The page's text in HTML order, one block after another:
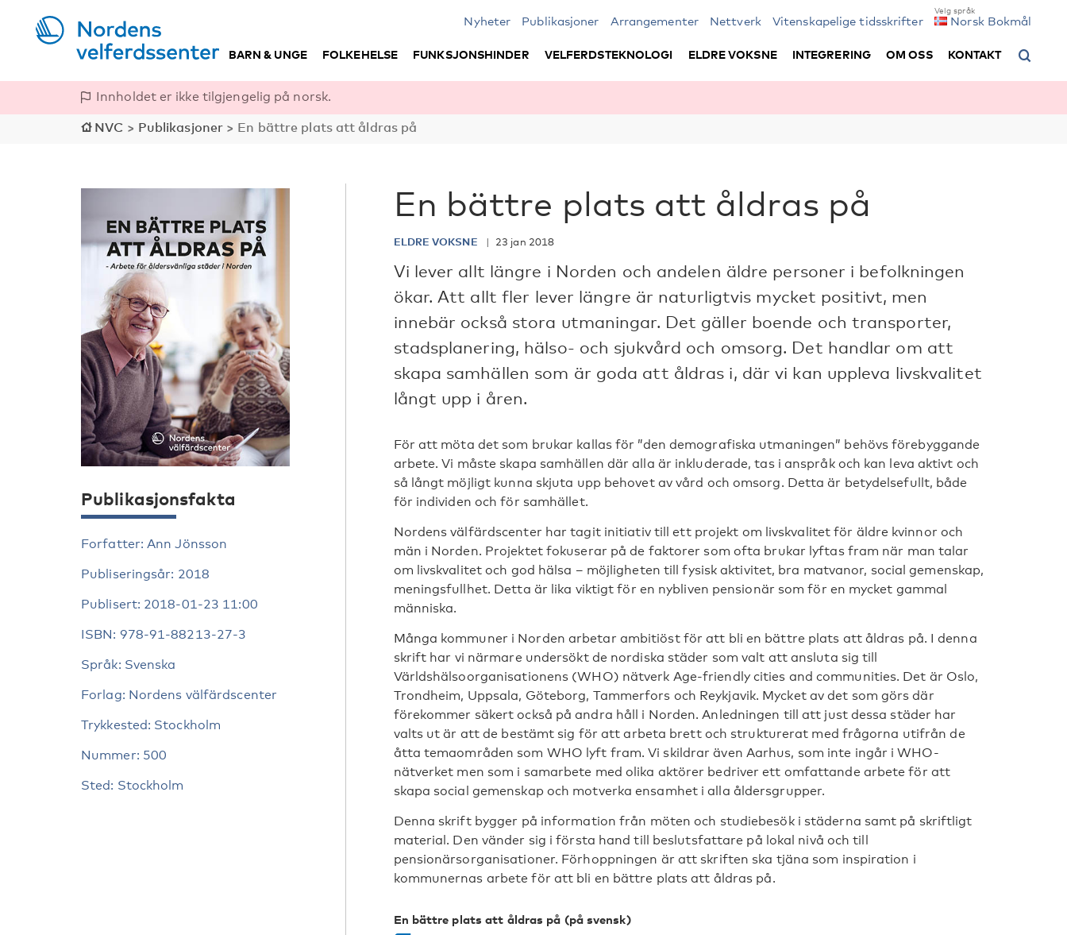
Nyheter Publikasjoner Arrangementer Nettverk Vitenskapelige tidsskrifter Norsk Bokmål
BARN & UNGE FOLKEHELSE FUNKSJONSHINDER VELFERDSTEKNOLOGI ELDRE VOKSNE INTEGRERING OM OSS KONTAKT
Innholdet er ikke tilgjengelig på norsk.
NVC > Publikasjoner > En bättre plats att åldras på
En bättre plats att åldras på
ELDRE VOKSNE 23 jan 2018
Vi lever allt längre i Norden och andelen äldre personer i befolkningen
ökar. Att allt fler lever längre är naturligtvis mycket positivt, men
innebär också stora utmaningar. Det gäller boende och transporter,
stadsplanering, hälso- och sjukvård och omsorg. Det handlar om att
skapa samhällen som är goda att åldras i, där vi kan uppleva livskvalitet
långt upp i åren.
För att möta det som brukar kallas för ”den demografiska utmaningen” behövs förebyggande
arbete. Vi måste skapa samhällen där alla är inkluderade, tas i anspråk och kan leva aktivt och
så långt möjligt kunna skjuta upp behovet av vård och omsorg. Detta är betydelsefullt, både
för individen och för samhället.
Nordens välfärdscenter har tagit initiativ till ett projekt om livskvalitet för äldre kvinnor och
män i Norden. Projektet fokuserar på de faktorer som ofta brukar lyftas fram när man talar
om livskvalitet och god hälsa – möjligheten till fysisk aktivitet, bra matvanor, social gemenskap,
meningsfullhet. Detta är lika viktigt för en nybliven pensionär som för en mycket gammal
människa.
Många kommuner i Norden arbetar ambitiöst för att bli en bättre plats att åldras på. I denna
skrift har vi närmare undersökt de nordiska städer som valt att ansluta sig till
Världshälsoorganisationens (WHO) nätverk Age-friendly cities and communities. Det är Oslo,
Trondheim, Uppsala, Göteborg, Tammerfors och Reykjavik. Mycket av det som görs där
förekommer säkert också på andra håll i Norden. Anledningen till att just dessa städer har
valts ut är att de bestämt sig för att arbeta brett och strukturerat med frågorna utifrån de
åtta temaområden som WHO lyft fram. Vi skildrar även Aarhus, som inte ingår i WHO-
nätverket men som i samarbete med olika aktörer bedriver ett omfattande arbete för att
skapa social gemenskap och motverka ensamhet i alla åldersgrupper.
Denna skrift bygger på information från möten och studiebesök i städerna samt på skriftligt
material. Den vänder sig i första hand till beslutsfattare på lokal nivå och till
pensionärsorganisationer. Förhoppningen är att skriften ska tjäna som inspiration i
kommunernas arbete för att bli en bättre plats att åldras på.
En bättre plats att åldras på (på svensk)
Publikasjonsfakta
Forfatter: Ann Jönsson
Publiseringsår: 2018
Publisert: 2018-01-23 11:00
ISBN: 978-91-88213-27-3
Språk: Svenska
Forlag: Nordens välfärdscenter
Trykkested: Stockholm
Nummer: 500
Sted: Stockholm